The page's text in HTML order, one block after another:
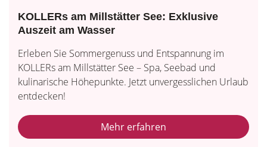
KOLLERs am Millstätter See: Exklusive
Auszeit am Wasser
Erleben Sie Sommergenuss und Entspannung im
KOLLERs am Millstätter See – Spa, Seebad und
kulinarische Höhepunkte. Jetzt unvergesslichen Urlaub
entdecken!
Mehr erfahren